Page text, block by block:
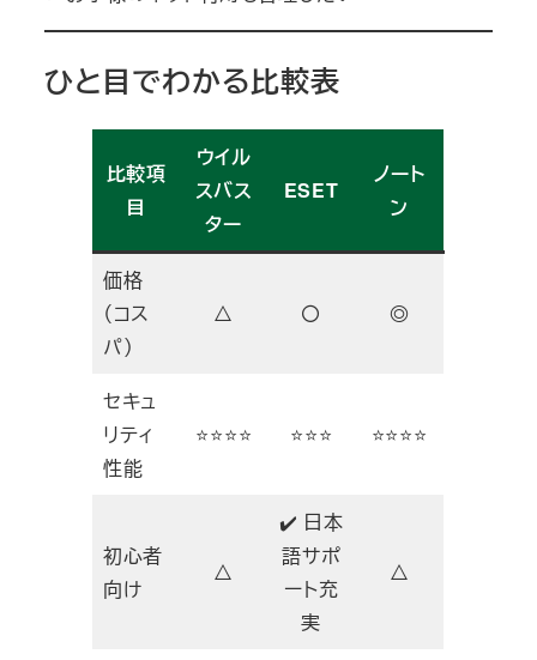
ひと目でわかる比較表
比較項
目
ウイル
スバス
ター
ESET
ノート
ン
価格
（コス
パ）
△ 〇 ◎
セキュ
リティ
性能
⭐⭐⭐⭐ ⭐⭐⭐ ⭐⭐⭐⭐
初心者
向け
△
✔️ 日本
語サポ
ート充
実
△